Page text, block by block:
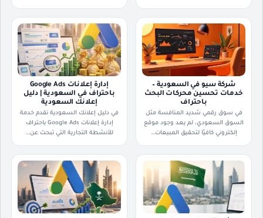
شركة سيو في السعودية –
خدمات تحسين محركات البحث
باحتراف
في سوق رقمي شديد المنافسة مثل
السوق السعودي، لم يعد وجود موقع
إلكتروني كافيًا لتحقيق المبيعات…
إدارة إعلانات Google Ads
باحتراف في السعودية | دليل
إعلانك السعودية
في دليل إعلانك السعودية نقدم خدمة
إدارة إعلانات Google Ads باحتراف
للأنشطة التجارية التي تبحث عن…